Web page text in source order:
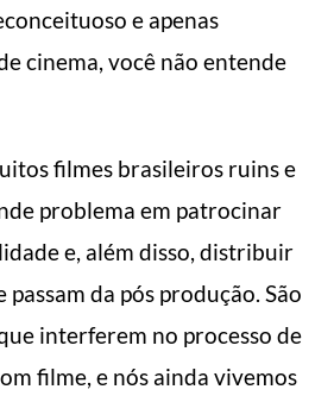
e apenas
cinema, você não entende
filmes brasileiros ruins e
problema em patrocinar
e, além disso, distribuir
da pós produção. São
interferem no processo de
filme, e nós ainda vivemos